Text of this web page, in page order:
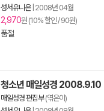
성서유니온| 2008년 04월
2,970원 (10% 할인 / 90원)
품절
청소년 매일성경 2008.9.10
매일성경 편집부(엮은이)